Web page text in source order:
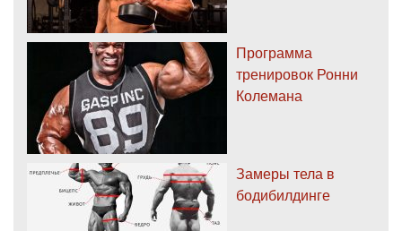
Программа
тренировок Ронни
Колемана
Замеры тела в
бодибилдинге